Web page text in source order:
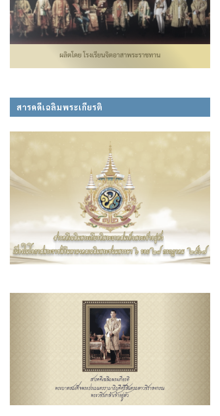
สารคดีเฉลิมพระเกียรติ